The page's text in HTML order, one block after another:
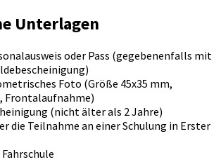
Unterlagen
oder Pass (gegebenenfalls mit
Foto (Größe 45x35 mm,
Frontalaufnahme)
(nicht älter als 2 Jahre)
die Teilnahme an einer Schulung in Erster